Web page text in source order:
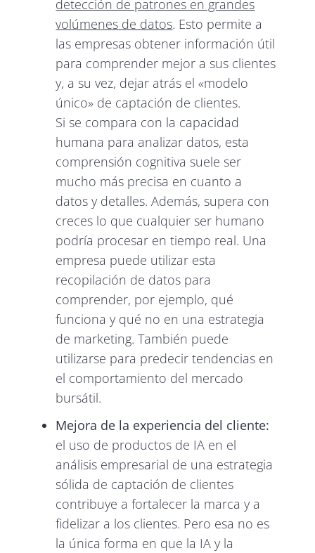
detección de patrones en grandes
volúmenes de datos. Esto permite a
las empresas obtener información útil
para comprender mejor a sus clientes
y, a su vez, dejar atrás el «modelo
único» de captación de clientes.
Si se compara con la capacidad
humana para analizar datos, esta
comprensión cognitiva suele ser
mucho más precisa en cuanto a
datos y detalles. Además, supera con
creces lo que cualquier ser humano
podría procesar en tiempo real. Una
empresa puede utilizar esta
recopilación de datos para
comprender, por ejemplo, qué
funciona y qué no en una estrategia
de marketing. También puede
utilizarse para predecir tendencias en
el comportamiento del mercado
bursátil.
Mejora de la experiencia del cliente:
el uso de productos de IA en el
análisis empresarial de una estrategia
sólida de captación de clientes
contribuye a fortalecer la marca y a
fidelizar a los clientes. Pero esa no es
la única forma en que la IA y la